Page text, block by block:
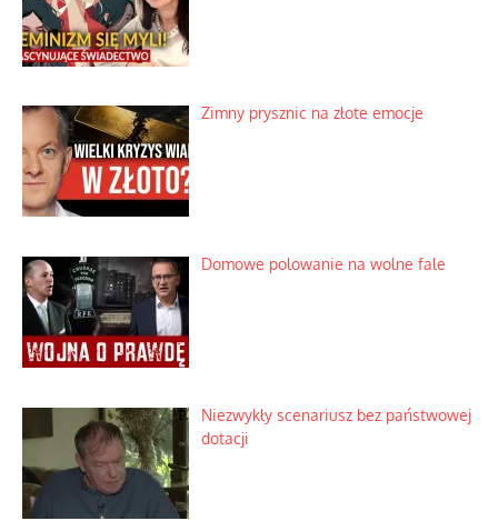
Zimny prysznic na złote emocje
Domowe polowanie na wolne fale
Niezwykły scenariusz bez państwowej
dotacji